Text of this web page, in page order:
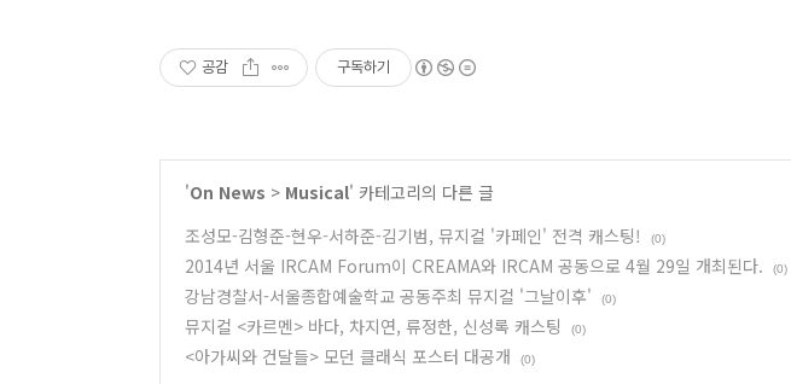
공감 구독하기
'On News > Musical' 카테고리의 다른 글
조성모-김형준-현우-서하준-김기범, 뮤지컬 '카페인' 전격 캐스팅!
(0)
2014년 서울 IRCAM Forum이 CREAMA와 IRCAM 공동으로 4월 29일 개최된다. (0)
강남경찰서-서울종합예술학교 공동주최 뮤지컬 '그날이후' (0)
뮤지컬 <카르멘> 바다, 차지연, 류정한, 신성록 캐스팅 (0)
<아가씨와 건달들> 모던 클래식 포스터 대공개 (0)